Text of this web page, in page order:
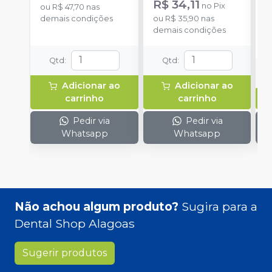
ou R$ 47,70 nas
demais condições
Qtd :
Adicionar ao
carrinho
Pedir via
Whatsapp
R$ 34,11 no Pix
ou R$ 35,90 nas
demais condições
Qtd :
Adicionar ao
carrinho
Pedir via
Whatsapp
Não achou algum produto? Sugira para a
Dental Shop Alagoas
Sugerir produtos